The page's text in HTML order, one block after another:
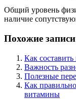
Общий уровень
наличие
Похожие
Как
Важность
Полезные
Как
витамины